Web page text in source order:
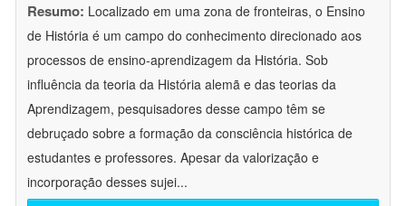
Resumo: Localizado em uma zona de fronteiras, o Ensino
de História é um campo do conhecimento direcionado aos
processos de ensino-aprendizagem da História. Sob
influência da teoria da História alemã e das teorias da
Aprendizagem, pesquisadores desse campo têm se
debruçado sobre a formação da consciência histórica de
estudantes e professores. Apesar da valorização e
incorporação desses sujei...